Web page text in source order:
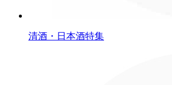
清酒・日本酒特集